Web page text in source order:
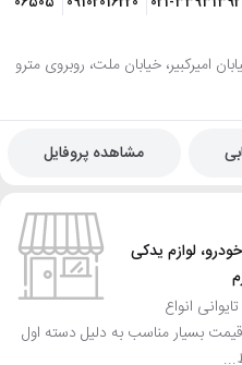
خیابان امیرکبیر، خیابان ملت، روبروی مترو
مشاهده پروفایل
لوازم یدکی
انواع
بسیار مناسب به دلیل دسته اول